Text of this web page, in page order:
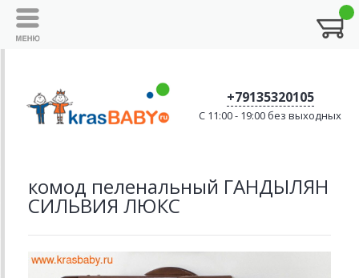
+79135320105
C 11:00 - 19:00 без выходных
комод пеленальный ГАНДЫЛЯН
СИЛЬВИЯ ЛЮКС